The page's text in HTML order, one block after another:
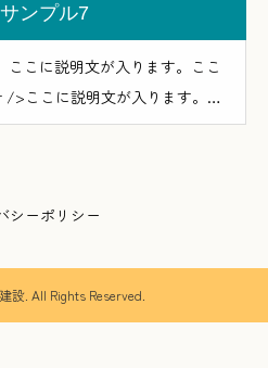
ンプル7
ここに説明文が入ります。ここ
/>ここに説明文が入ります。こ
シーポリシー
設. All Rights Reserved.